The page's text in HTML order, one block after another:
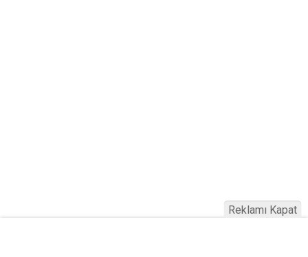
Reklamı Kapat